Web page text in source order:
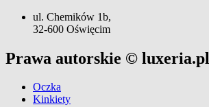
ul. Chemików 1b,
32-600 Oświęcim
Prawa autorskie © luxeria.pl
Oczka
Kinkiety